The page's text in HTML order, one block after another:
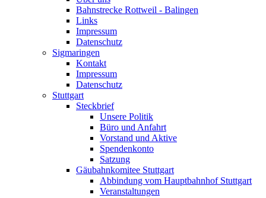
Bahnstrecke Rottweil - Balingen
Links
Impressum
Datenschutz
Sigmaringen
Kontakt
Impressum
Datenschutz
Stuttgart
Steckbrief
Unsere Politik
Büro und Anfahrt
Vorstand und Aktive
Spendenkonto
Satzung
Gäubahnkomitee Stuttgart
Abbindung vom Hauptbahnhof Stuttgart
Veranstaltungen